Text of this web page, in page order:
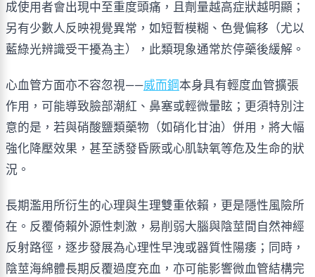
成使用者會出現中至重度頭痛，且劑量越高症狀越明顯；
另有少數人反映視覺異常，如短暫模糊、色覺偏移（尤以
藍綠光辨識受干擾為主），此類現象通常於停藥後緩解。
心血管方面亦不容忽視——威而鋼本身具有輕度血管擴張
作用，可能導致臉部潮紅、鼻塞或輕微暈眩；更須特別注
意的是，若與硝酸鹽類藥物（如硝化甘油）併用，將大幅
強化降壓效果，甚至誘發昏厥或心肌缺氧等危及生命的狀
況。
長期濫用所衍生的心理與生理雙重依賴，更是隱性風險所
在。反覆倚賴外源性刺激，易削弱大腦與陰莖間自然神經
反射路徑，逐步發展為心理性早洩或器質性陽痿；同時，
陰莖海綿體長期反覆過度充血，亦可能影響微血管結構完